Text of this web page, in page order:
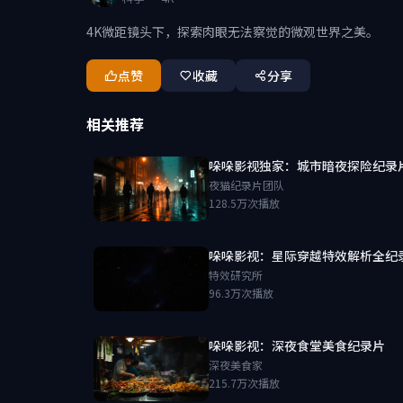
4K微距镜头下，探索肉眼无法察觉的微观世界之美。
点赞 收藏 分享
相关推荐
哚哚影视独家：城市暗夜探险纪录
夜猫纪录片团队
128.5万次播放
哚哚影视：星际穿越特效解析全纪
特效研究所
96.3万次播放
哚哚影视：深夜食堂美食纪录片
深夜美食家
215.7万次播放